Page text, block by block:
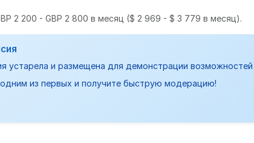
2 200 - GBP 2 800 в месяц ($ 2 969 - $ 3 779 в месяц).
устарела и размещена для демонстрации
из первых и получите быструю модерацию!